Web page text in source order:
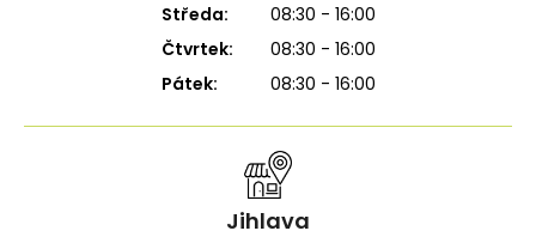
Středa:
08:30 - 16:00
Čtvrtek:
08:30 - 16:00
Pátek:
08:30 - 16:00
Jihlava